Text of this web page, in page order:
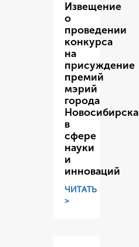
Извещение
о
проведении
конкурса
на
присуждение
премий
мэрий
города
Новосибирска
в
сфере
науки
и
инноваций
ЧИТАТЬ
>